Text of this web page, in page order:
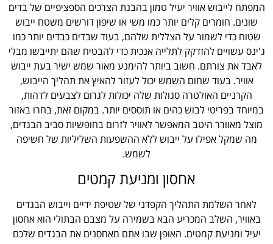
המפתח לייבוש אוויר יעיל טמון בהבנת הצרכים הספציפיים של בדים
שונים. חומרים קלים יותר כמו משי או שיפון דורשים משטח ייבוש
שטוח כדי לשמור על הצללית שלהם, בעוד שבדים כבדים יותר כמו
ג'ינס עשויים להזדקק לתלייה אנכית כדי להבטיח שהם יתייבשו מבלי
לאבד את צורתם. חשוב ביותר להימנע מאור שמש ישיר בעת ייבוש
אוויר. בעוד שחום השמש יכול לעזור להאיץ את תהליך הייבוש,
הקרניים האולטרה סגולות שלה יכולות לגרום לצבעים לדהות,
במיוחד בפריטי לבוש כהים או תוססים יותר. במקום זאת, בחרו באזור
מוצל מאוורר היטב המאפשר לאוויר לזרום בחופשיות סביב הבגדים,
מה שמקל אפילו על ייבוש ללא ההשפעות השליליות של חשיפה
לשמש.
אחסון ומניעת קמטים
לאחר השלמת התהליך הקפדני של שטיפת ידיים וייבוש הבגדים
באוויר, השלב המכריע הבא בשמירה על מצבם הבתולי הוא אחסון
יעיל ומניעת קמטים. האופן שבו אתם מאחסנים את הבגדים שלכם